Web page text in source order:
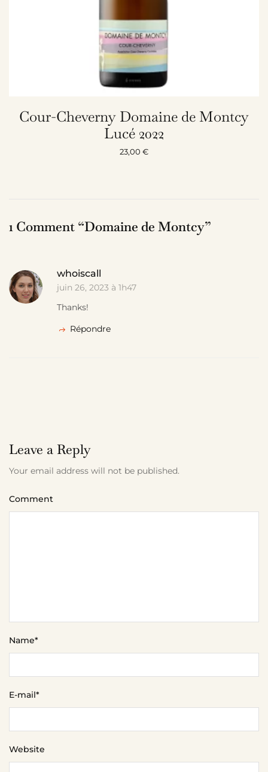
Cour-Cheverny Domaine de Montcy
Lucé 2022
23,00 €
1 Comment “Domaine de Montcy”
whoiscall
juin 26, 2023 à 1h47
Thanks!
Répondre
Leave a Reply
Your email address will not be published.
Comment
Name*
E-mail*
Website